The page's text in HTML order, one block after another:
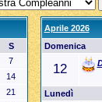
S
7
14
21
Aprile 2026
Domenica
12
Lunedì